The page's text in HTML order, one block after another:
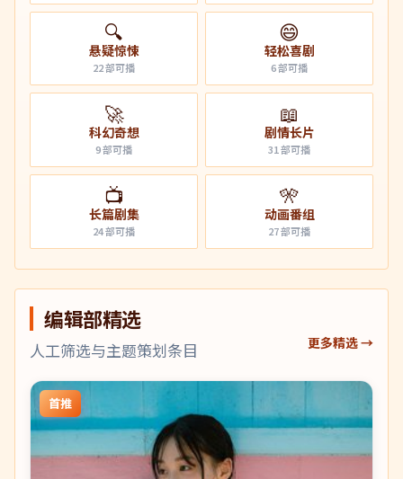
🔍
悬疑惊悚
22部可播
😄
轻松喜剧
6部可播
🚀
科幻奇想
9部可播
📖
剧情长片
31部可播
📺
长篇剧集
24部可播
🎌
动画番组
27部可播
编辑部精选
人工筛选与主题策划条目 更多精选 →
首推